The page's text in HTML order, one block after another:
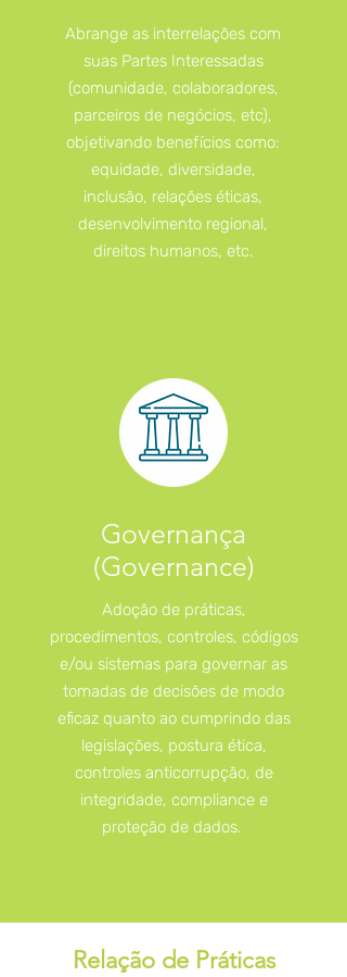
Abrange as interrelações com
suas Partes Interessadas
(comunidade, colaboradores,
parceiros de negócios, etc),
objetivando benefícios como:
equidade, diversidade,
inclusão, relações éticas,
desenvolvimento regional,
direitos humanos, etc.
Governança
(Governance)
Adoção de práticas,
procedimentos, controles, códigos
e/ou sistemas para governar as
tomadas de decisões de modo
eficaz quanto ao cumprindo das
legislações, postura ética,
controles anticorrupção, de
integridade, compliance e
proteção de dados.
Relação de Práticas